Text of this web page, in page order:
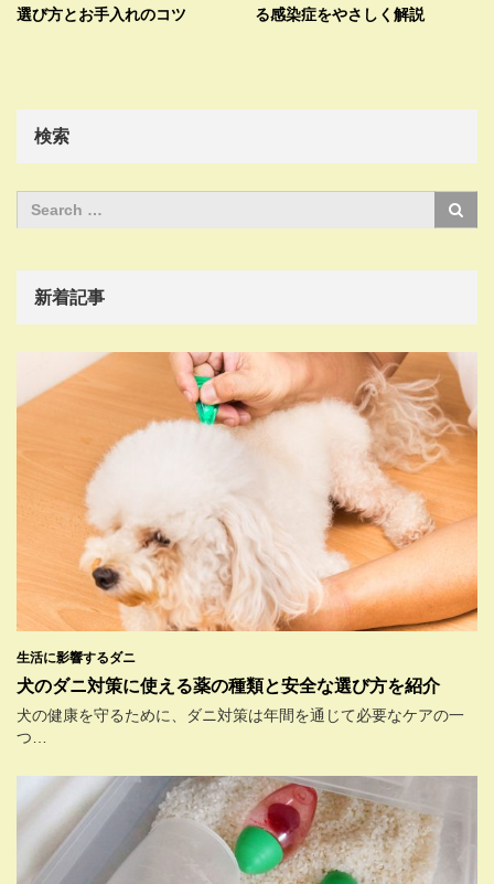
選び方とお手入れのコツ
る感染症をやさしく解説
検索
新着記事
生活に影響するダニ
犬のダニ対策に使える薬の種類と安全な選び方を紹介
犬の健康を守るために、ダニ対策は年間を通じて必要なケアの一
つ…